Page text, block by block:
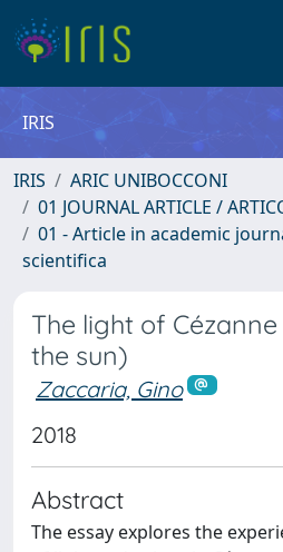
IRIS
IRIS
ARIC UNIBOCCONI
01 JOURNAL ARTICLE /
01 - Article in academic
scientifica
The light of
the sun)
Zaccaria, Gino
2018
Abstract
The essay explores the